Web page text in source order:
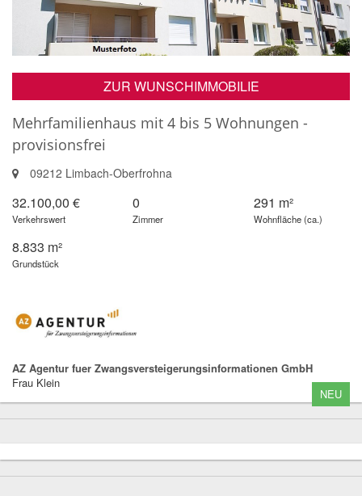
ZUR WUNSCHIMMOBILIE
Mehrfamilienhaus mit 4 bis 5 Wohnungen -
provisionsfrei
09212 Limbach-Oberfrohna
32.100,00 €
Verkehrswert
0
Zimmer
291 m²
Wohnfläche (ca.)
8.833 m²
Grundstück
AZ Agentur fuer Zwangsversteigerungsinformationen GmbH
Frau Klein
NEU